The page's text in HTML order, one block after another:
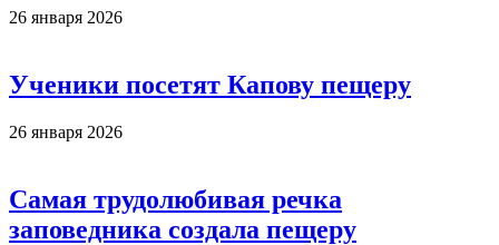
26 января 2026
Ученики посетят Капову пещеру
26 января 2026
Самая трудолюбивая речка
заповедника создала пещеру